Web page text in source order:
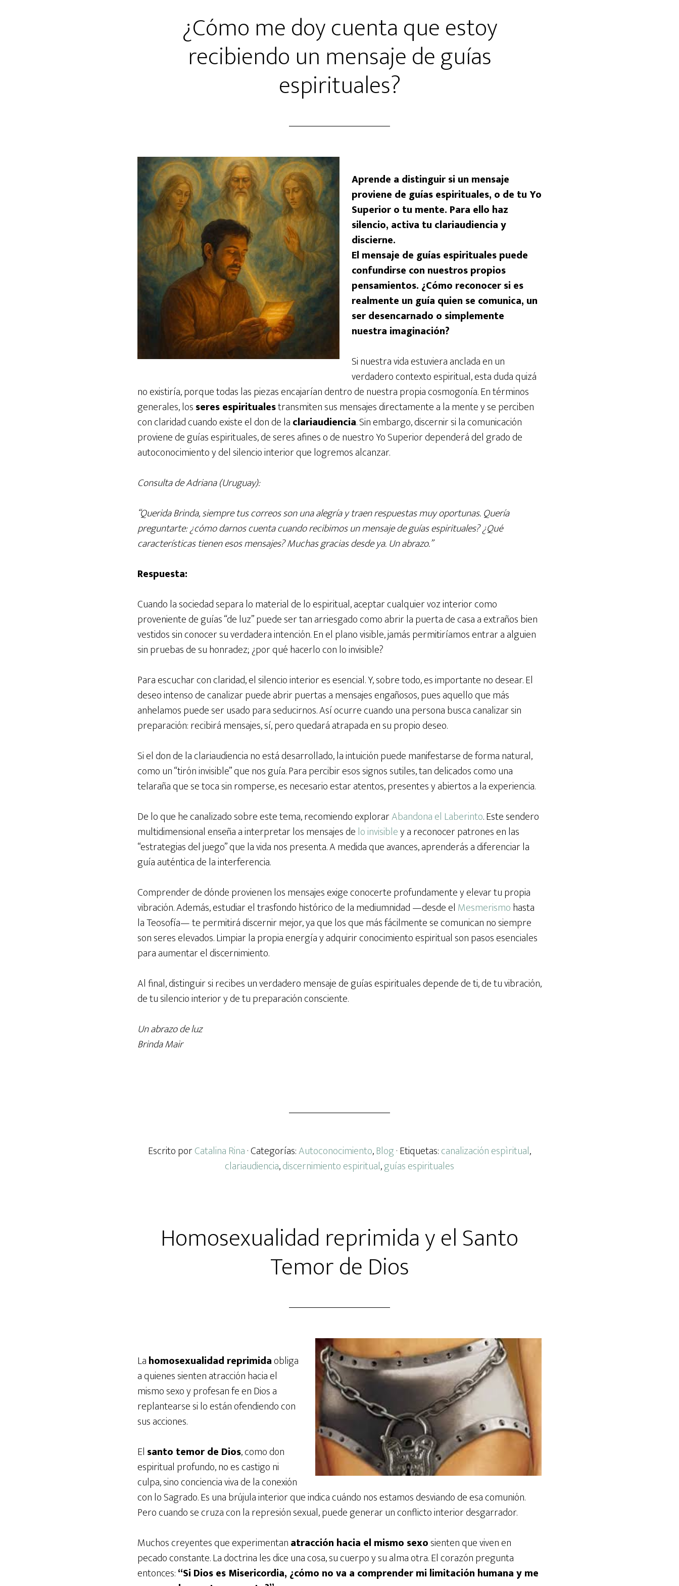
¿Cómo me doy cuenta que estoy
recibiendo un mensaje de guías
espirituales?
Aprende a distinguir si un mensaje
proviene de guías espirituales, o de tu Yo
Superior o tu mente. Para ello haz
silencio, activa tu clariaudiencia y
discierne.
El mensaje de guías espirituales puede
confundirse con nuestros propios
pensamientos. ¿Cómo reconocer si es
realmente un guía quien se comunica, un
ser desencarnado o simplemente
nuestra imaginación?
Si nuestra vida estuviera anclada en un
verdadero contexto espiritual, esta duda quizá
no existiría, porque todas las piezas encajarían dentro de nuestra propia cosmogonía. En términos
generales, losseres espiritualestransmiten sus mensajes directamente a la mente y se perciben
con claridad cuando existe el don de laclariaudiencia. Sin embargo, discernir si la comunicación
proviene de guías espirituales, de seres afines o de nuestro Yo Superior dependerá del grado de
autoconocimiento y del silencio interior que logremos alcanzar.
Consulta de Adriana (Uruguay):
“Querida Brinda, siempre tus correos son una alegría y traen respuestas muy oportunas. Quería
preguntarte: ¿cómo darnos cuenta cuando recibimos un mensaje de guías espirituales? ¿Qué
características tienen esos mensajes? Muchas gracias desde ya. Un abrazo.”
Respuesta:
Cuando la sociedad separa lo material de lo espiritual, aceptar cualquier voz interior como
proveniente de guías “de luz” puede ser tan arriesgado como abrir la puerta de casa a extraños bien
vestidos sin conocer su verdadera intención. En el plano visible, jamás permitiríamos entrar a alguien
sin pruebas de su honradez; ¿por qué hacerlo con lo invisible?
Para escuchar con claridad, el silencio interior es esencial. Y, sobre todo, es importante no desear. El
deseo intenso de canalizar puede abrir puertas a mensajes engañosos, pues aquello que más
anhelamos puede ser usado para seducirnos. Así ocurre cuando una persona busca canalizar sin
preparación: recibirá mensajes, sí, pero quedará atrapada en su propio deseo.
Si el don de la clariaudiencia no está desarrollado, la intuición puede manifestarse de forma natural,
como un “tirón invisible” que nos guía. Para percibir esos signos sutiles, tan delicados como una
telaraña que se toca sin romperse, es necesario estar atentos, presentes y abiertos a la experiencia.
De lo que he canalizado sobre este tema, recomiendo explorarAbandona el Laberinto. Este sendero
multidimensional enseña a interpretar los mensajes de lo invisibley a reconocer patrones en las
“estrategias del juego” que la vida nos presenta. A medida que avances, aprenderás a diferenciar la
guía auténtica de la interferencia.
Comprender de dónde provienen los mensajes exige conocerte profundamente y elevar tu propia
vibración. Además, estudiar el trasfondo histórico de la mediumnidad —desde el Mesmerismohasta
la Teosofía— te permitirá discernir mejor, ya que los que más fácilmente se comunican no siempre
son seres elevados. Limpiar la propia energía y adquirir conocimiento espiritual son pasos esenciales
para aumentar el discernimiento.
Al final, distinguir si recibes un verdadero mensaje de guías espirituales depende de ti, de tu vibración,
de tu silencio interior y de tu preparación consciente.
Un abrazo de luz
Brinda Mair
Escrito porCatalina Rina· Categorías:Autoconocimiento,Blog· Etiquetas:canalización espìritual,
clariaudiencia,discernimiento espiritual,guías espirituales
Homosexualidad reprimida y el Santo
Temor de Dios
Lahomosexualidad reprimidaobliga
a quienes sienten atracción hacia el
mismo sexo y profesan fe en Dios a
replantearse si lo están ofendiendo con
sus acciones.
El santo temor de Dios, como don
espiritual profundo, no es castigo ni
culpa, sino conciencia viva de la conexión
con lo Sagrado. Es una brújula interior que indica cuándo nos estamos desviando de esa comunión.
Pero cuando se cruza con la represión sexual, puede generar un conflicto interior desgarrador.
Muchos creyentes que experimentanatracción hacia el mismo sexosienten que viven en
pecado constante. La doctrina les dice una cosa, su cuerpo y su alma otra. El corazón pregunta
entonces:“Si Dios es Misericordia, ¿cómo no va a comprender mi limitación humana y me